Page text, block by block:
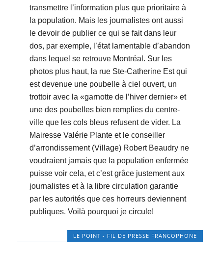
transmettre l’information plus que prioritaire à
la population. Mais les journalistes ont aussi
le devoir de publier ce qui se fait dans leur
dos, par exemple, l’état lamentable d’abandon
dans lequel se retrouve Montréal. Sur les
photos plus haut, la rue Ste-Catherine Est qui
est devenue une poubelle à ciel ouvert, un
trottoir avec la «garnotte de l’hiver dernier» et
une des poubelles bien remplies du centre-
ville que les cols bleus refusent de vider. La
Mairesse Valérie Plante et le conseiller
d’arrondissement (Village) Robert Beaudry ne
voudraient jamais que la population enfermée
puisse voir cela, et c’est grâce justement aux
journalistes et à la libre circulation garantie
par les autorités que ces horreurs deviennent
publiques. Voilà pourquoi je circule!
LE POINT - FIL DE PRESSE FRANCOPHONE